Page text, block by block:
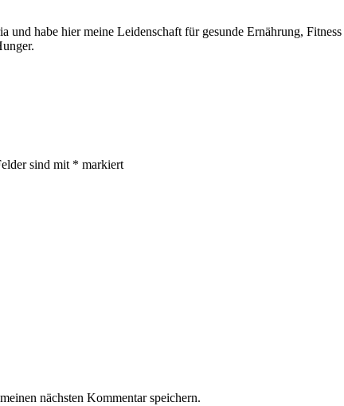
und habe hier meine Leidenschaft für gesunde Ernährung,
sind mit * markiert
nächsten Kommentar speichern.